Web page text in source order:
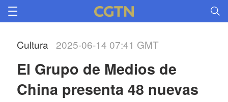
Cultura 2025-06-14 07:41 GMT
El Grupo de Medios de
China presenta 48 nuevas